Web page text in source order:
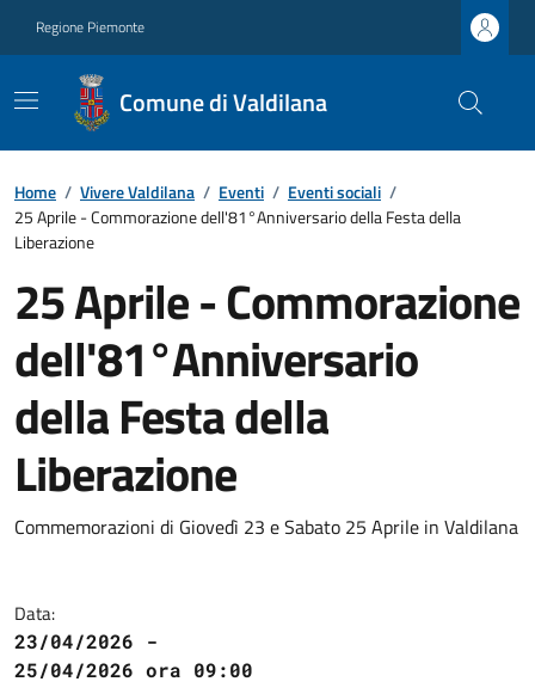
Regione Piemonte
Comune di Valdilana
Home / Vivere Valdilana / Eventi / Eventi sociali /
25 Aprile - Commorazione dell'81°Anniversario della Festa della
Liberazione
25 Aprile - Commorazione
dell'81°Anniversario
della Festa della
Liberazione
Commemorazioni di Giovedì 23 e Sabato 25 Aprile in Valdilana
Data:
23/04/2026 -
25/04/2026 ora 09:00